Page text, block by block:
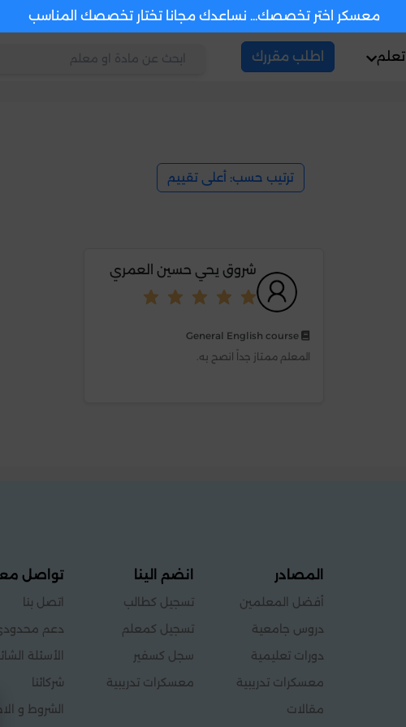
معسكر اختر تخصصك... نساعدك مجانا تختار تخصصك المناسب
تعلم اطلب مقررك
ترتيب حسب: أعلى تقييم
شروق يحي حسين العمري
المعلم ممتاز جداً انصح به.
المصادر
أفضل المعلمين
دروس جامعية
دورات تعليمية
معسكرات تدريبية
مقالات
انضم الينا
تسجيل كطالب
تسجيل كمعلم
سجل كسفير
معسكرات تدريبية
تواصل
اتصل بنا
دعم
الأسئلة
شركائنا
الشروط و